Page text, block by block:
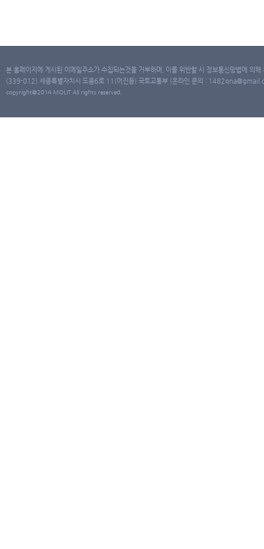
본 홈페이지에 게시된 이메일주소가 수집되는것을 거부하며, 이를 위반할 시 정보통신망법에 의
(339-012) 세종특별자치시 도움6로 11(어진동) 국토교통부 (온라인 문의 :
copyright@2014 MOLIT All rights reserved.